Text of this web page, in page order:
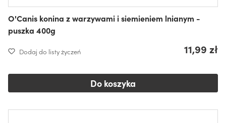
O'Canis konina z warzywami i siemieniem lnianym -
puszka 400g
Dodaj do listy życzeń 11,99 zł
Do koszyka